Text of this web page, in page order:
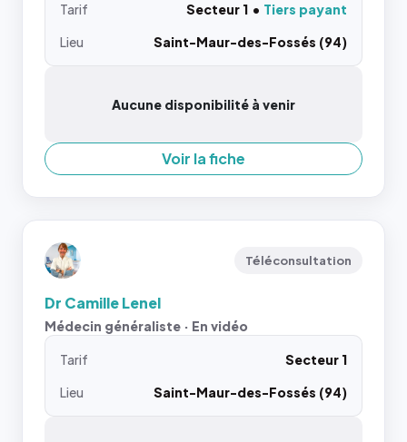
Tarif Secteur 1
Tiers payant
Lieu
Saint-Maur-des-Fossés (94)
Aucune disponibilité à venir
Voir la fiche
Téléconsultation
Dr Camille Lenel
Médecin généraliste · En vidéo
Tarif
Secteur 1
Lieu
Saint-Maur-des-Fossés (94)